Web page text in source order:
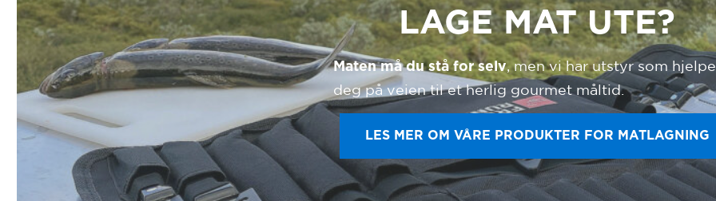
LAGE MAT UTE?
Maten må du stå for selv, men vi har utstyr som
deg på veien til et herlig gourmet måltid.
LES MER OM VÅRE PRODUKTER FOR MATLAGNING